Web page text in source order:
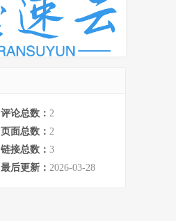
评论总数： 2
页面总数： 2
链接总数： 3
最后更新： 2026-03-28